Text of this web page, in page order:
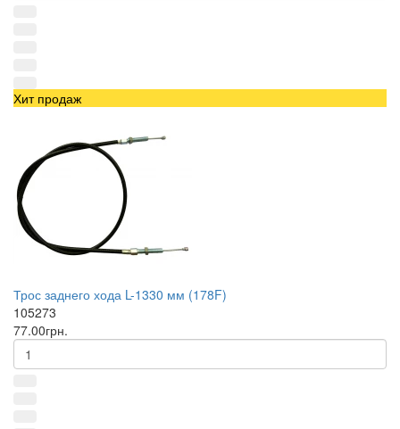
Хит продаж
Трос заднего хода L-1330 мм (178F)
105273
77.00грн.